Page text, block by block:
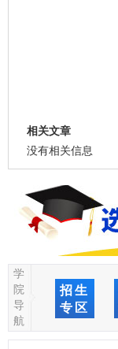
相关文章
没有相关信息
学
院
导
航
招生
专区